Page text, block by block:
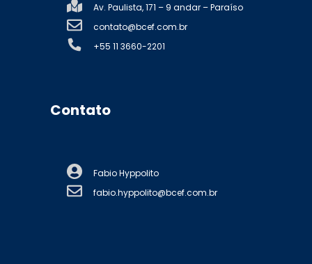
Av. Paulista, 171 – 9 andar – Paraíso
contato@bcef.com.br
+55 11 3660-2201
Contato
Fabio Hyppolito
fabio.hyppolito@bcef.com.br